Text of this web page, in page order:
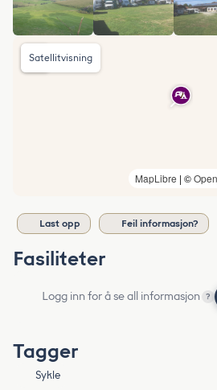
MapLibre | ©
Satellitvisning
Last opp Feil informasjon?
Fasiliteter
Logg inn for å se all informasjon ?
Tagger
Sykle